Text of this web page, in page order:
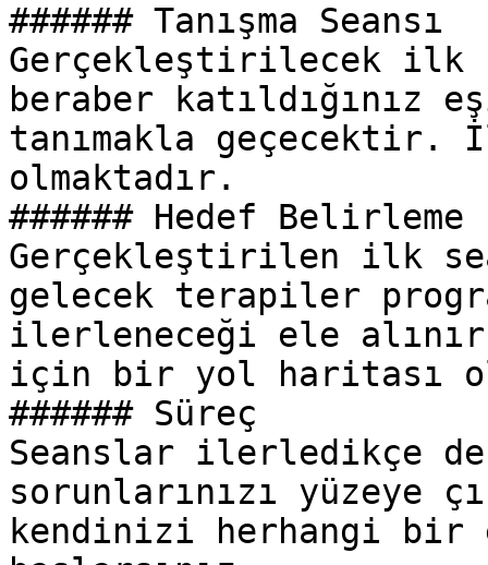
###### Tanışma Seansı
Gerçekleştirilecek ilk
beraber katıldığınız
tanımakla geçecektir.
olmaktadır.
###### Hedef Belirleme
Gerçekleştirilen ilk
gelecek terapiler
ilerleneceği ele
için bir yol haritası
###### Süreç
Seanslar ilerledikçe
sorunlarınızı yüzeye
kendinizi herhangi bir